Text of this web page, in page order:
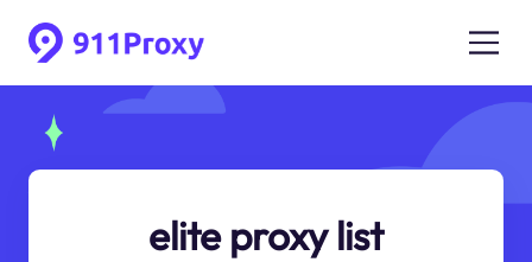
elite proxy list